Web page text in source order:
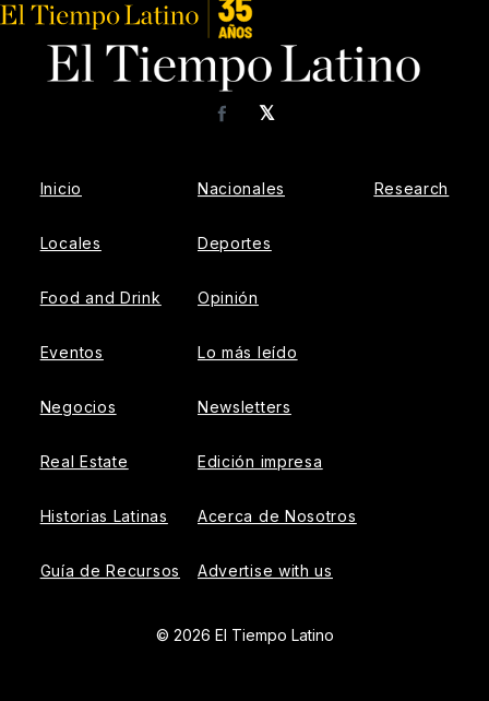
𝕏
Facebook
Inicio
Locales
Food and Drink
Eventos
Negocios
Real Estate
Historias Latinas
Guía de Recursos
Nacionales
Deportes
Opinión
Lo más leído
Newsletters
Edición impresa
Acerca de Nosotros
Advertise with us
Research
© 2026 El Tiempo Latino